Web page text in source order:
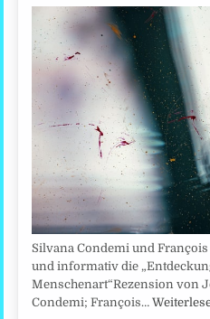
Silvana Condemi und
und informativ die
Menschenart“Rezension von
Condemi; François…